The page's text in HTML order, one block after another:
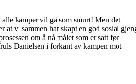
kamper vil gå som smurt! Men det
at vi sammen har skapt en god sosial
om å nå målet som er satt før
Danielsen i forkant av kampen mot